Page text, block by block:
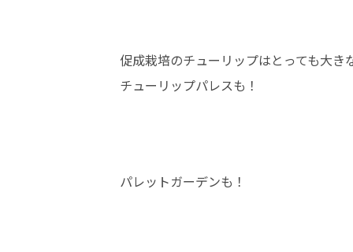
促成栽培のチューリップはとっても大
チューリップパレスも！
パレットガーデンも！